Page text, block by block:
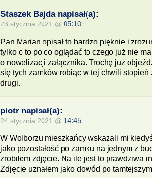
Staszek Bajda napisał(a):
23 stycznia 2021 @ 05:10
Pan Marian opisał to bardzo pięknie i
tylko o to po co oglądać to czego już nie
o nowelizacji załącznika. Trochę już
się tych zamków robiąc w tej chwili stopień
drugi.
piotr napisał(a):
24 stycznia 2021 @ 14:45
W Wolborzu mieszkańcy wskazali mi
jako pozostałość po zamku na jednym z
zrobiłem zdjęcie. Na ile jest to prawdziwa
Zdjęcie uznałem jako dowód po